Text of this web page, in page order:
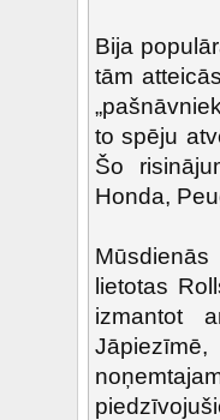
Bija
tām
to spēju
Šo
Honda,
lietotas
izmantot